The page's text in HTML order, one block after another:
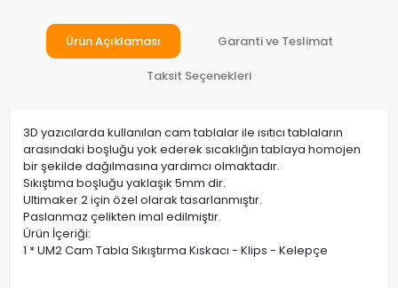
Ürün Açıklaması Garanti ve Teslimat
Taksit Seçenekleri
3D yazıcılarda kullanılan cam tablalar ile ısıtıcı tablaların
arasındaki boşluğu yok ederek sıcaklığın tablaya homojen
bir şekilde dağılmasına yardımcı olmaktadır.
Sıkıştıma boşluğu yaklaşık 5mm dir.
Ultimaker 2 için özel olarak tasarlanmıştır.
Paslanmaz çelikten imal edilmiştir.
Ürün İçeriği:
1 * UM2 Cam Tabla Sıkıştırma Kıskacı - Klips - Kelepçe